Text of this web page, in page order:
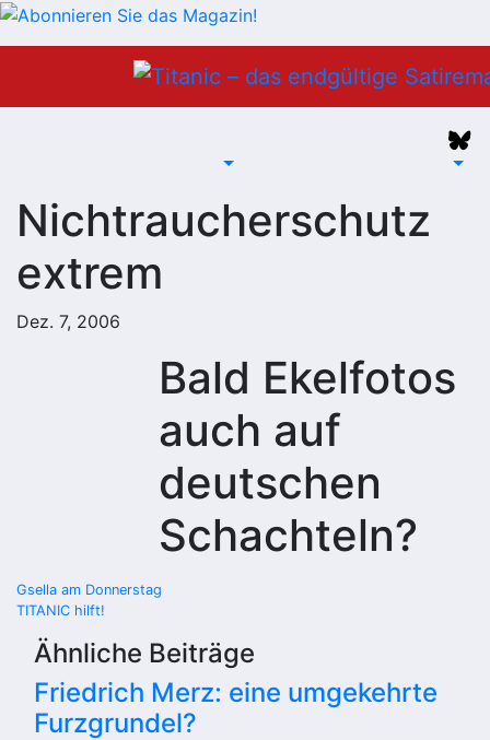
Nichtraucherschutz
extrem
Dez. 7, 2006
Bald Ekelfotos
auch auf
deutschen
Schachteln?
Beitragsnavigation
Gsella am Donnerstag
TITANIC hilft!
Ähnliche Beiträge
Friedrich Merz: eine umgekehrte
Furzgrundel?